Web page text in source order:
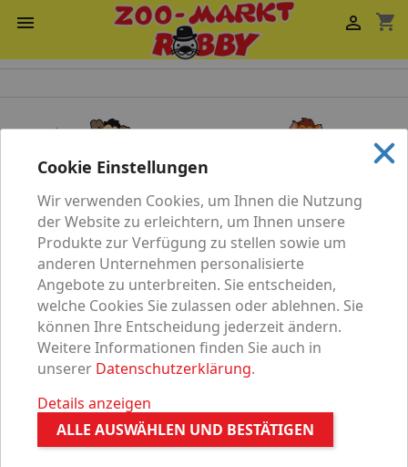
 shopping_cart

Hund Katze
Vögel Nagetier
Cookie Einstellungen
Wir verwenden Cookies, um Ihnen die Nutzung
der Website zu erleichtern, um Ihnen unsere
Produkte zur Verfügung zu stellen sowie um
anderen Unternehmen personalisierte
Angebote zu unterbreiten. Sie entscheiden,
welche Cookies Sie zulassen oder ablehnen. Sie
können Ihre Entscheidung jederzeit ändern.
Weitere Informationen finden Sie auch in
unserer Datenschutzerklärung.
Details anzeigen
ALLE AUSWÄHLEN UND BESTÄTIGEN